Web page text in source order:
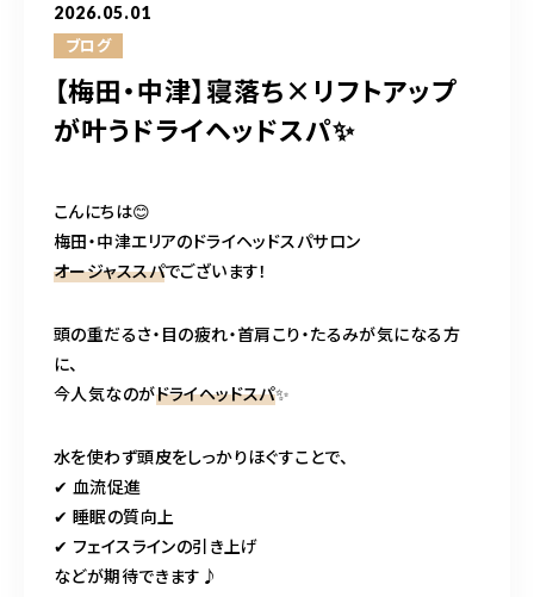
2026.05.01
ブログ
【梅田・中津】寝落ち×リフトアップ
が叶うドライヘッドスパ✨
こんにちは😊
梅田・中津エリアのドライヘッドスパサロン
オージャススパでございます！
頭の重だるさ・目の疲れ・首肩こり・たるみが気になる方
に、
今人気なのがドライヘッドスパ✨
水を使わず頭皮をしっかりほぐすことで、
✔ 血流促進
✔ 睡眠の質向上
✔ フェイスラインの引き上げ
などが期待できます♪
アクセス
営業時間 11:00～24:00（不定休）
ご予約はこちら